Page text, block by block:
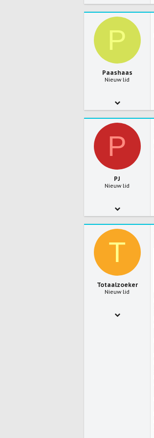
0
P
Paashaas
Nieuw lid
0
P
PJ
Nieuw lid
0
T
Totaalzoeker
Nieuw lid